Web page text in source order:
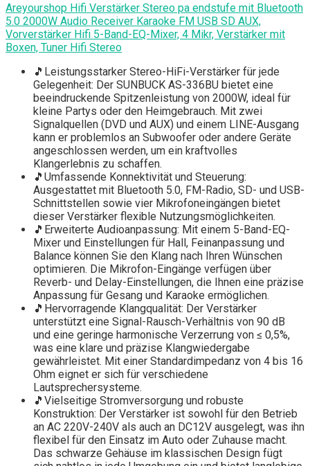
Areyourshop Hifi Verstärker Stereo pa endstufe mit Bluetooth
5.0 2000W Audio Receiver Karaoke FM USB SD AUX,
Vorverstärker Hifi 5-Band-EQ-Mixer, 4 Mikr, Verstärker mit
Boxen, Tuner Hifi Stereo
🎵Leistungsstarker Stereo-HiFi-Verstärker für jede
Gelegenheit: Der SUNBUCK AS-336BU bietet eine
beeindruckende Spitzenleistung von 2000W, ideal für
kleine Partys oder den Heimgebrauch. Mit zwei
Signalquellen (DVD und AUX) und einem LINE-Ausgang
kann er problemlos an Subwoofer oder andere Geräte
angeschlossen werden, um ein kraftvolles
Klangerlebnis zu schaffen.
🎵Umfassende Konnektivität und Steuerung:
Ausgestattet mit Bluetooth 5.0, FM-Radio, SD- und USB-
Schnittstellen sowie vier Mikrofoneingängen bietet
dieser Verstärker flexible Nutzungsmöglichkeiten.
🎵Erweiterte Audioanpassung: Mit einem 5-Band-EQ-
Mixer und Einstellungen für Hall, Feinanpassung und
Balance können Sie den Klang nach Ihren Wünschen
optimieren. Die Mikrofon-Eingänge verfügen über
Reverb- und Delay-Einstellungen, die Ihnen eine präzise
Anpassung für Gesang und Karaoke ermöglichen.
🎵Hervorragende Klangqualität: Der Verstärker
unterstützt eine Signal-Rausch-Verhältnis von 90 dB
und eine geringe harmonische Verzerrung von ≤ 0,5%,
was eine klare und präzise Klangwiedergabe
gewährleistet. Mit einer Standardimpedanz von 4 bis 16
Ohm eignet er sich für verschiedene
Lautsprechersysteme.
🎵Vielseitige Stromversorgung und robuste
Konstruktion: Der Verstärker ist sowohl für den Betrieb
an AC 220V-240V als auch an DC12V ausgelegt, was ihn
flexibel für den Einsatz im Auto oder Zuhause macht.
Das schwarze Gehäuse im klassischen Design fügt